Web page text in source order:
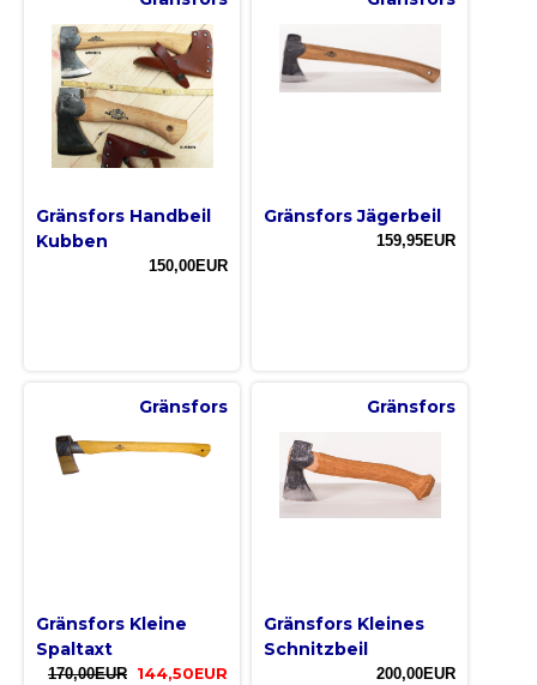
Gränsfors Handbeil
Kubben
150,00EUR
Gränsfors Jägerbeil
159,95EUR
Gränsfors
Gränsfors Kleine
Spaltaxt
170,00EUR 144,50EUR
Gränsfors
Gränsfors Kleines
Schnitzbeil
200,00EUR